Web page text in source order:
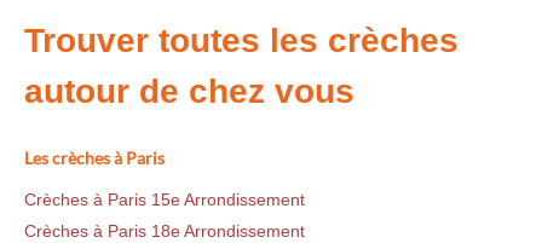
Trouver toutes les crèches
autour de chez vous
Les crèches à Paris
Crèches à Paris 15e Arrondissement
Crèches à Paris 18e Arrondissement